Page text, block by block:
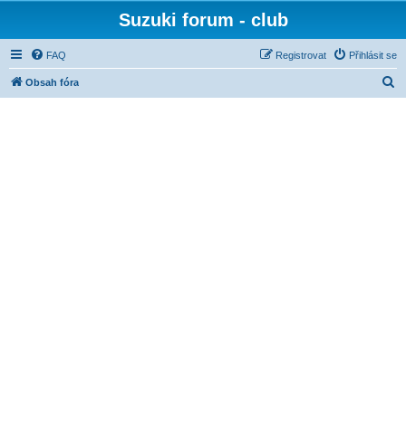
Suzuki forum - club
FAQ Přihlásit se
Registrovat
Obsah fóra